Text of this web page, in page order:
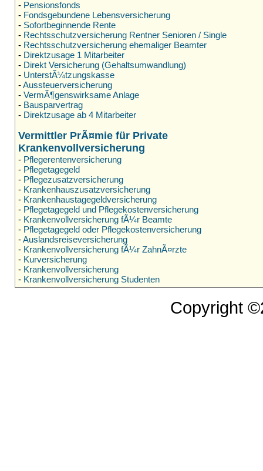
- Pensionsfonds
- Fondsgebundene Lebensversicherung
- Sofortbeginnende Rente
- Rechtsschutzversicherung Rentner Senioren / Single
- Rechtsschutzversicherung ehemaliger Beamter
- Direktzusage 1 Mitarbeiter
- Direkt Versicherung (Gehaltsumwandlung)
- UnterstÃ¼tzungskasse
-Aussteuerversicherung
- VermÃ¶genswirksame Anlage
- Bausparvertrag
- Direktzusage ab 4 Mitarbeiter
Vermittler PrÃ¤mie für Private
Krankenvollversicherung
- Pflegerentenversicherung
- Pflegetagegeld
- Pflegezusatzversicherung
- Krankenhauszusatzversicherung
- Krankenhaustagegeldversicherung
- Pflegetagegeld und Pflegekostenversicherung
- Krankenvollversicherung fÃ¼r Beamte
- Pflegetagegeld oder Pflegekostenversicherung
-Auslandsreiseversicherung
- Krankenvollversicherung fÃ¼r ZahnÃ¤rzte
- Kurversicherung
- Krankenvollversicherung
- Krankenvollversicherung Studenten
Copyright